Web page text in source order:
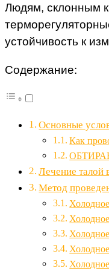
Людям, склонным к
устойчивость к
Содержание:
Основные
Как
Лечение талой
Метод